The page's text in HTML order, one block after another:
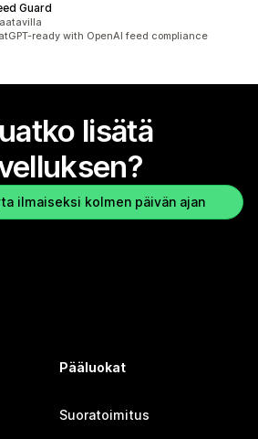
Guard
ready with OpenAI feed compliance
lisätä
ilmaiseksi kolmen päivän ajan
Pääluokat
Suoratoimitus